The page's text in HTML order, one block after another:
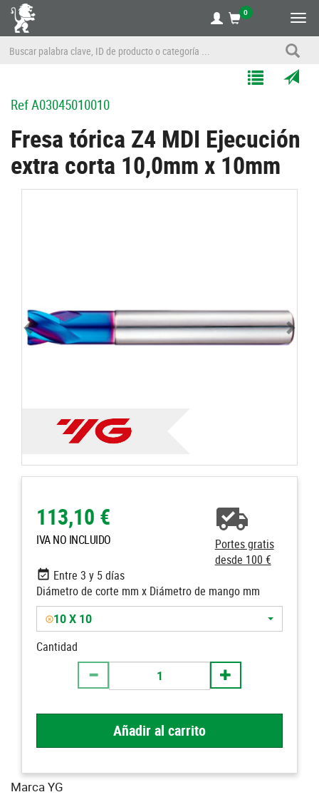
0
correo
a
Listas
RefA03045010010
Fresa tórica Z4 MDI Ejecución
extra corta 10,0mm x 10mm
113,10 €
IVA NO INCLUIDO
Portes gratis
desde 100 €
Entre 3 y 5 días
Diámetro de corte mm x Diámetro de mango mm
10 X 10
Cantidad
Añadir al carrito
Marca YG